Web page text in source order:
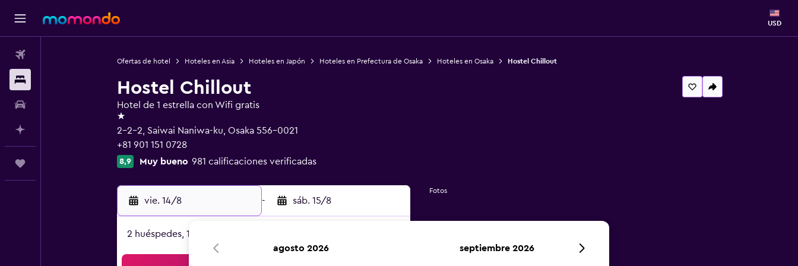
USD
Ofertas de hotel Hoteles en Asia Hoteles en Japón Hoteles en Prefectura de Osaka Hoteles en Osaka Hostel Chillout
Hostel Chillout
Hotel de 1 estrella con Wifi gratis
1 estrella
2-2-2, Saiwai Naniwa-ku, Osaka 556-0021
+81 901 151 0728
8,9 Muy bueno 981 calificaciones verificadas
vie. 14/8 - sáb. 15/8
2 huéspedes, 1 habitación
Fotos
agosto 2026 septiembre 2026